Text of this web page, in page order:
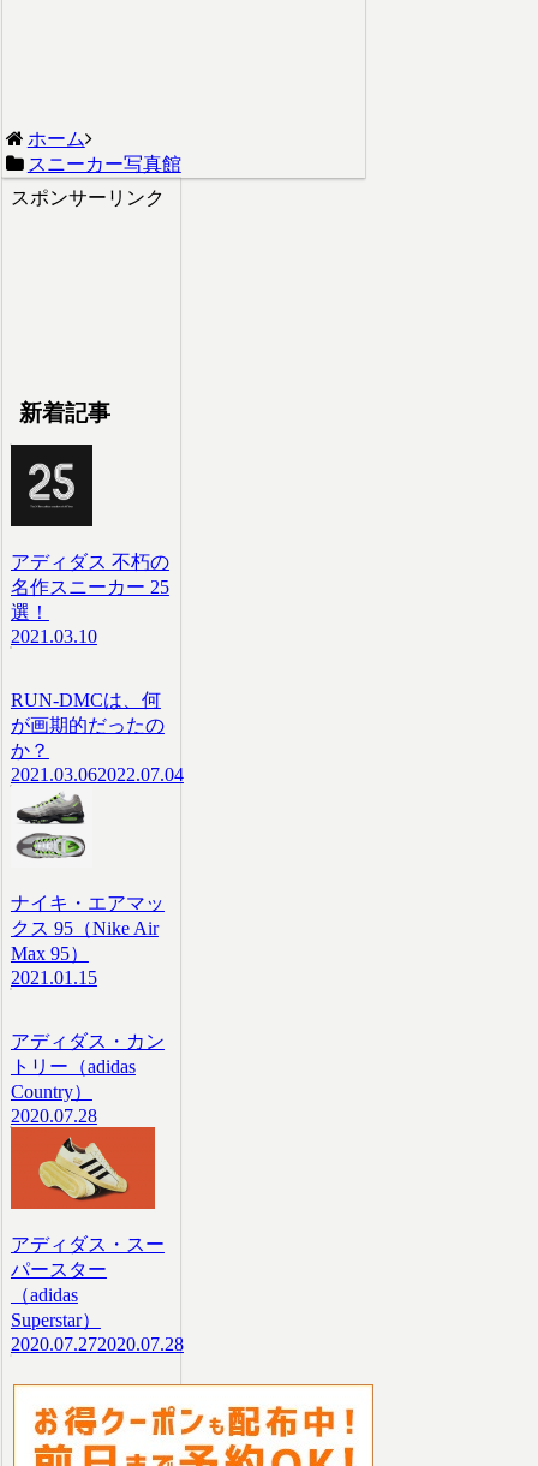
ホーム
スニーカー写真館
スポンサーリンク
新着記事
アディダス 不朽の
名作スニーカー 25
選！
2021.03.10
RUN-DMCは、何
が画期的だったの
か？
2021.03.062022.07.04
ナイキ・エアマッ
クス 95（Nike Air
Max 95）
2021.01.15
アディダス・カン
トリー（adidas
Country）
2020.07.28
アディダス・スー
パースター
（adidas
Superstar）
2020.07.272020.07.28